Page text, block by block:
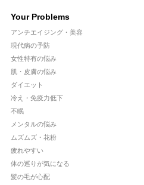
Your Problems
アンチエイジング・美容
現代病の予防
女性特有の悩み
肌・皮膚の悩み
ダイエット
冷え・免疫力低下
不眠
メンタルの悩み
ムズムズ・花粉
疲れやすい
体の巡りが気になる
髪の毛が心配